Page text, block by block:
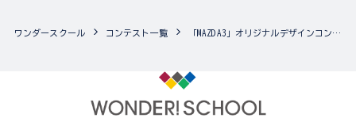
ワンダースクール コンテスト一覧 「MAZDA3」オリジナルデザインコンテスト